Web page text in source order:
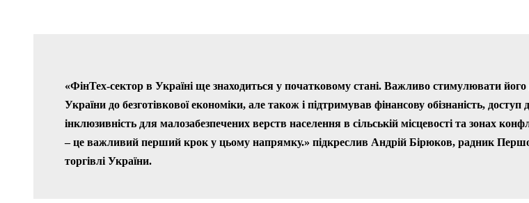
«ФінТех-сектор в Україні ще знаходиться у початковому стані. Важливо стимулювати
України до безготівкової економіки, але також і підтримував фінансову обізнаність,
інклюзивність для малозабезпечених верств населення в сільській місцевості та зонах
– це важливий перший крок у цьому напрямку.» підкреслив Андрій Бірюков, радник
торгівлі України.